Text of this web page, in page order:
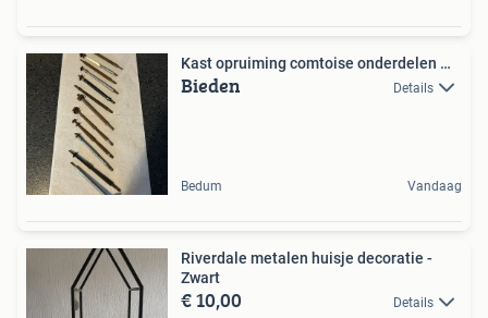
Kast opruiming comtoise onderdelen …
Bieden Details
Bedum Vandaag
Riverdale metalen huisje decoratie -
Zwart
€ 10,00 Details